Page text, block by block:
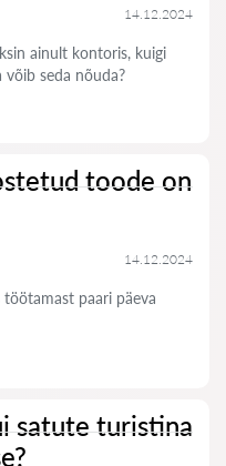
14.12.2024
ainult kontoris, kuigi
seda nõuda?
toode on
14.12.2024
paari päeva
satute turistina